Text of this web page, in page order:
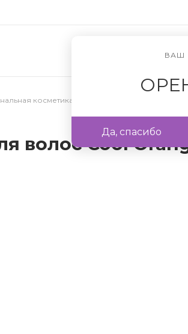
ВАШ
Да, спасибо
косметика для волос
волос Cool